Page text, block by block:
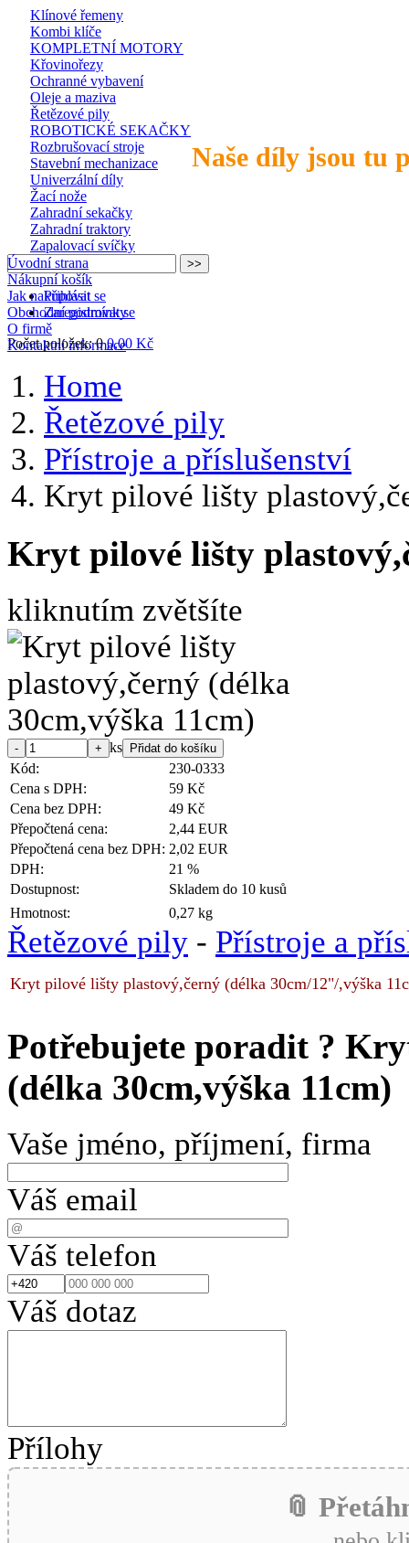
Naše díly jsou tu
Klínové řemeny
Kombi klíče
KOMPLETNÍ MOTORY
Křovinořezy
Ochranné vybavení
Oleje a maziva
Řetězové pily
ROBOTICKÉ SEKAČKY
Rozbrušovací stroje
Stavební mechanizace
Univerzální díly
Žací nože
Zahradní sekačky
Zahradní traktory
Zapalovací svíčky
Přihlásit se
Zaregistrovat se
Počet položek: 0 0,00 Kč
Úvodní strana
Nákupní košík
Jak nakupovat
Obchodní podmínky
O firmě
Kontaktní informace
Home
Řetězové pily
Přístroje a příslušenství
Kryt pilové lišty
Kryt pilové lišty
kliknutím zvětšíte
ks
Kód:
230-0333
Cena s DPH:
59 Kč
Cena bez DPH:
49 Kč
Přepočtená cena:
2,44 EUR
Přepočtená cena bez DPH: 2,02 EUR
DPH:
21 %
Dostupnost:
Skladem do 10 kusů
Hmotnost:
0,27 kg
Řetězové pily - Přístroje a
Kryt pilové lišty plastový,černý (délka 30cm/12"/,výška
Potřebujete poradit ?
(délka 30cm,výška 11cm)
Vaše jméno, příjmení, firma
Váš email
Váš telefon
Váš dotaz
Přílohy
📎